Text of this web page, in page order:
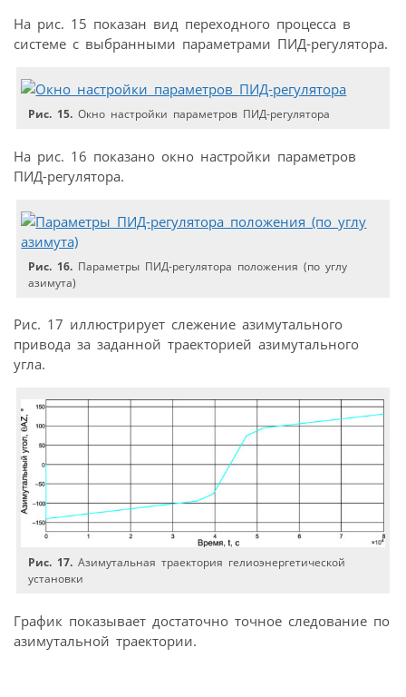
На рис. 15 показан вид переходного процесса в
системе с выбранными параметрами ПИД-регулятора.
Рис. 15. Окно настройки параметров ПИД-регулятора
На рис. 16 показано окно настройки параметров
ПИД-регулятора.
Рис. 16. Параметры ПИД-регулятора положения (по углу
азимута)
Рис. 17 иллюстрирует слежение азимутального
привода за заданной траекторией азимутального
угла.
Рис. 17. Азимутальная траектория гелиоэнергетической
установки
График показывает достаточно точное следование по
азимутальной траектории.